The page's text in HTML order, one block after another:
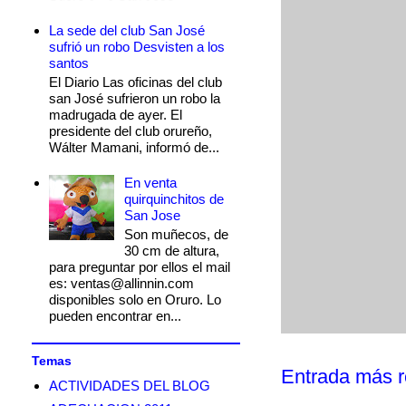
Entrada más
La sede del club San José
sufrió un robo Desvisten a los
santos
El Diario Las oficinas del club
san José sufrieron un robo la
madrugada de ayer. El
presidente del club orureño,
Wálter Mamani, informó de...
En venta
quirquinchitos de
San Jose
Son muñecos, de
30 cm de altura,
para preguntar por ellos el mail
es: ventas@allinnin.com
disponibles solo en Oruro. Lo
pueden encontrar en...
Temas
ACTIVIDADES DEL BLOG